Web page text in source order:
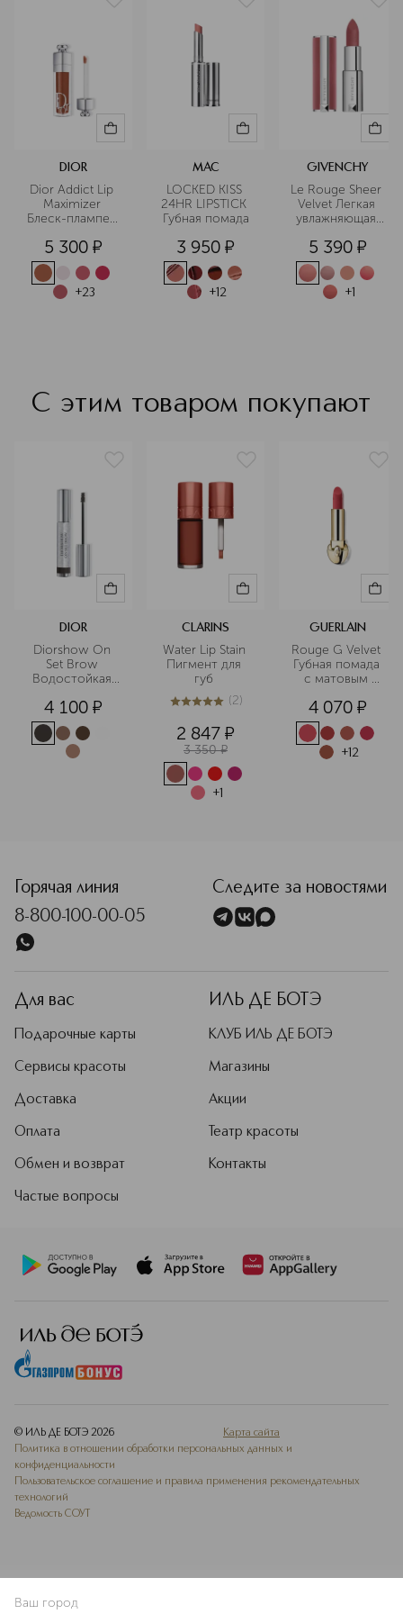
DIOR
Dior Addict Lip
Maximizer
Блеск-плампер
5 300 ¤
+23
MAC
LOCKED KISS
24HR LIPSTICK
Губная помада
3 950 ¤
+12
GIVENCHY
Le Rouge Sheer
Velvet Легкая
увлажняющая
с мягким
матовым
финишем
5 390 ¤
+1
С этим товаром покупают
DIOR
Diorshow On
Set Brow
Водостойкая
бровей,
придающая
объем
4 100 ¤
CLARINS
Water Lip Stain
Пигмент для
5из 52 (2)
2 847 ¤
3 350 ¤
+1
GUERLAIN
Rouge G Velvet
Губная помада
с матовым
(сменный блок)
4 070 ¤
+12
В КОРЗИНУ
Горячая линия
8-800-100-00-05
Следите за новостями
Для вас
Подарочные карты
Сервисы красоты
Доставка
Оплата
Обмен и возврат
Частые вопросы
ИЛЬ ДЕ БОТЭ
КЛУБ ИЛЬ ДЕ БОТЭ
Магазины
Акции
Театр красоты
Контакты
© ИЛЬ ДЕ БОТЭ 2026
Карта сайта
Политика в отношении обработки персональных данных и
конфиденциальности
Пользовательское соглашение и правила применения рекомендательных
технологий
Ведомость СОУТ
Ваш город